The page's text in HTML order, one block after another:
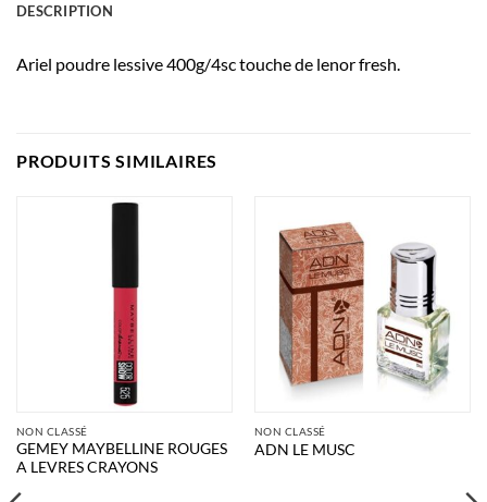
DESCRIPTION
Ariel poudre lessive 400g/4sc touche de lenor fresh.
PRODUITS SIMILAIRES
NON CLASSÉ
GEMEY MAYBELLINE ROUGES
A LEVRES CRAYONS
NON CLASSÉ
ADN LE MUSC